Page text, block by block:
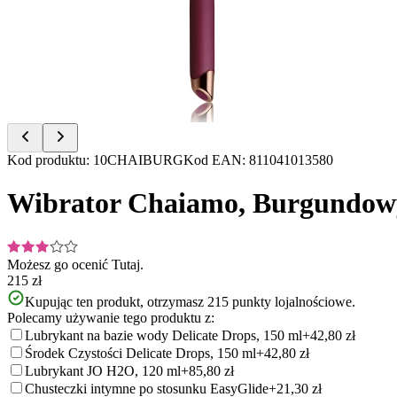
Item
of
3
Kod produktu: 10CHAIBURGKod EAN: 811041013580
Wibrator Chaiamo,
Możesz go ocenić Tutaj.
215 zł
Kupując ten produkt, otrzymasz 215 punkty lojalnościowe.
Polecamy używanie tego produktu z:
Lubrykant na bazie wody Delicate Drops, 150 ml+42,80 zł
Środek Czystości Delicate Drops, 150 ml+42,80 zł
Lubrykant JO H2O, 120 ml+85,80 zł
Chusteczki intymne po stosunku EasyGlide+21,30 zł